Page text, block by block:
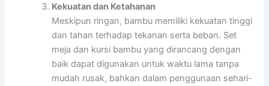
Kekuatan dan Ketahanan
Meskipun ringan, bambu memiliki kekuatan tinggi
dan tahan terhadap tekanan serta beban. Set
meja dan kursi bambu yang dirancang dengan
baik dapat digunakan untuk waktu lama tanpa
mudah rusak, bahkan dalam penggunaan sehari-